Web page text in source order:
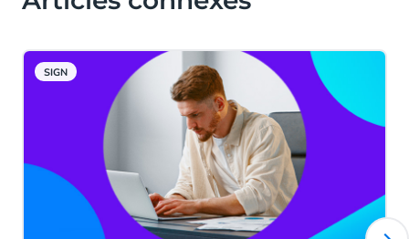
SIGN